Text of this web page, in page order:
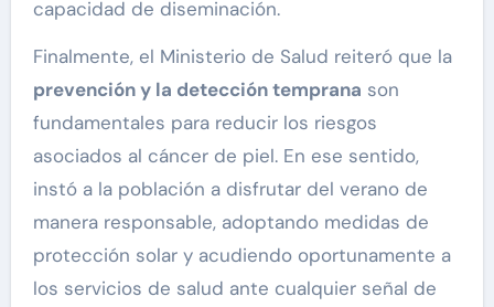
capacidad de diseminación.
Finalmente, el Ministerio de Salud reiteró que la
prevención y la detección temprana son
fundamentales para reducir los riesgos
asociados al cáncer de piel. En ese sentido,
instó a la población a disfrutar del verano de
manera responsable, adoptando medidas de
protección solar y acudiendo oportunamente a
los servicios de salud ante cualquier señal de